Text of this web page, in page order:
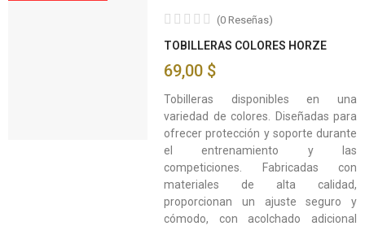
(0 Reseñas)
TOBILLERAS COLORES HORZE
69,00 $
Tobilleras disponibles en una
variedad de colores. Diseñadas para
ofrecer protección y soporte durante
el entrenamiento y las
competiciones. Fabricadas con
materiales de alta calidad,
proporcionan un ajuste seguro y
cómodo, con acolchado adicional